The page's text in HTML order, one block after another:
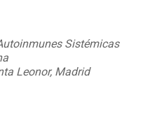
Sistémicas
Leonor, Madrid